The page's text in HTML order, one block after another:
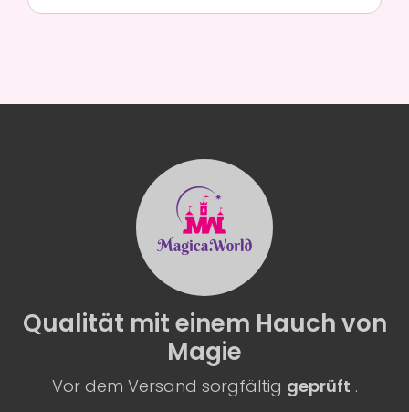
Qualität mit einem Hauch von
Magie
Vor dem Versand sorgfältig geprüft .